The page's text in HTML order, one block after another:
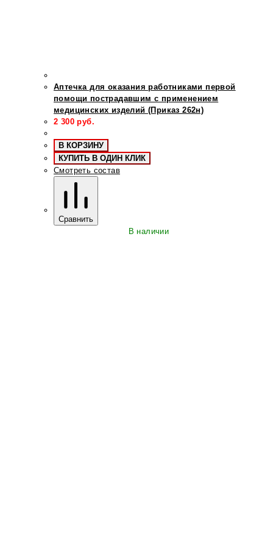
Аптечка для оказания работниками первой
помощи пострадавшим с применением
медицинских изделий (Приказ 262н)
2 300 руб.
В КОРЗИНУ
КУПИТЬ В ОДИН КЛИК
Смотреть состав
Сравнить
В наличии